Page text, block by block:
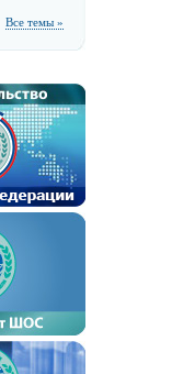
Все темы »